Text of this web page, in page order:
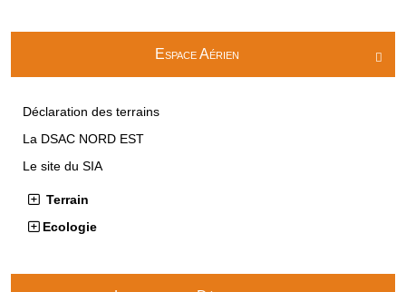

Espace Aérien
Déclaration des terrains
La DSAC NORD EST
Le site du SIA
Terrain
Ecologie